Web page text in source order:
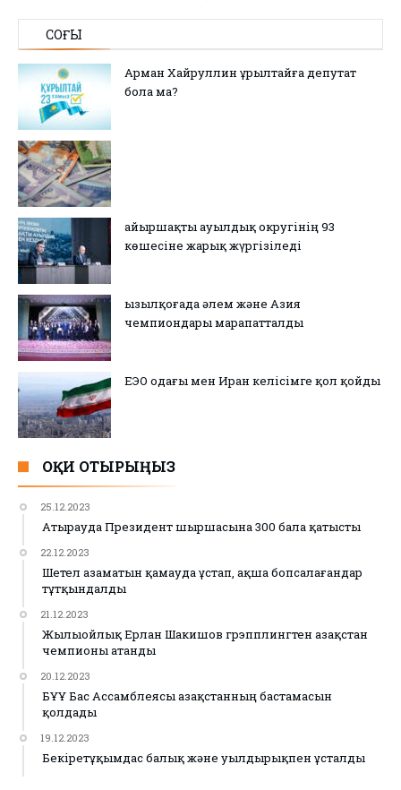
СОҢҒЫ
Арман Хайруллин Құрылтайға депутат
бола ма?
Қайыршақты ауылдық округінің 93
көшесіне жарық жүргізіледі
Қызылқоғада әлем және Азия
чемпиондары марапатталды
ЕЭО одағы мен Иран келісімге қол қойды
ОҚИ ОТЫРЫҢЫЗ
25.12.2023
Атырауда Президент шыршасына 300 бала қатысты
22.12.2023
Шетел азаматын қамауда ұстап, ақша бопсалағандар
тұтқындалды
21.12.2023
Жылыойлық Ерлан Шакишов грэпплингтен Қазақстан
чемпионы атанды
20.12.2023
БҰҰ Бас Ассамблеясы Қазақстанның бастамасын
қолдады
19.12.2023
Бекіретұқымдас балық және уылдырықпен ұсталды